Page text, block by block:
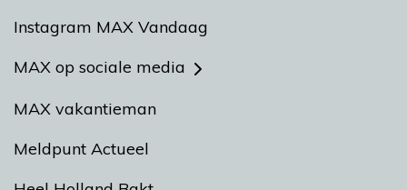
Instagram MAX Vandaag
MAX op sociale media
MAX vakantieman
Meldpunt Actueel